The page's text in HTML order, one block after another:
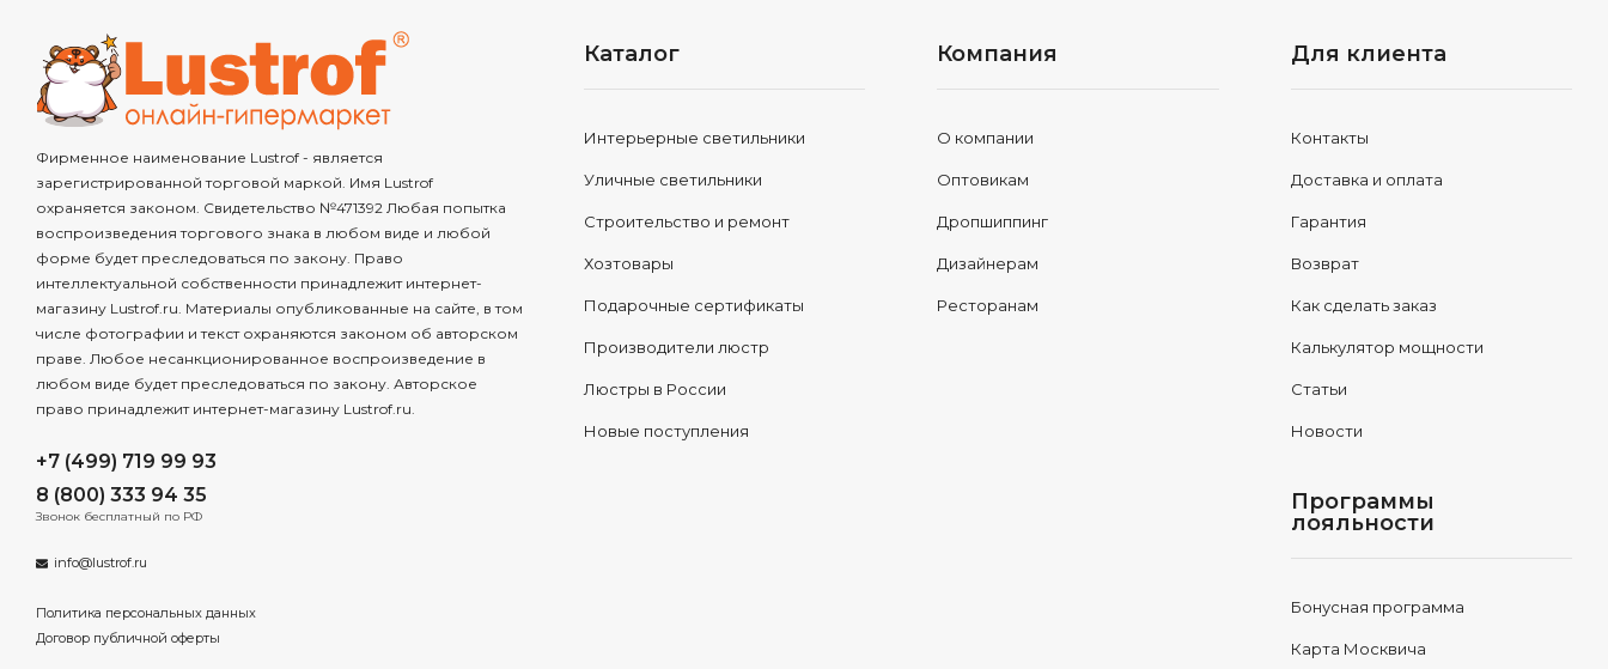
Фирменное наименование Lustrof - является
зарегистрированной торговой маркой. Имя Lustrof
охраняется законом. Свидетельство №471392 Любая попытка
воспроизведения торгового знака в любом виде и любой
форме будет преследоваться по закону. Право
интеллектуальной собственности принадлежит интернет-
магазину Lustrof.ru. Материалы опубликованные на сайте, в том
числе фотографии и текст охраняются законом об авторском
праве. Любое несанкционированное воспроизведение в
любом виде будет преследоваться по закону. Авторское
право принадлежит интернет-магазину Lustrof.ru.
+7 (499) 719 99 93
8 (800) 333 94 35
Звонок бесплатный по РФ
info@lustrof.ru
Политика персональных данных
Договор публичной оферты
Каталог
Интерьерные светильники
Уличные светильники
Строительство и ремонт
Хозтовары
Подарочные сертификаты
Производители люстр
Люстры в России
Новые поступления
Компания
О компании
Оптовикам
Дропшиппинг
Дизайнерам
Ресторанам
Для клиента
Контакты
Доставка и оплата
Гарантия
Возврат
Как сделать заказ
Калькулятор мощности
Статьи
Новости
Программы
лояльности
Бонусная программа
Карта Москвича